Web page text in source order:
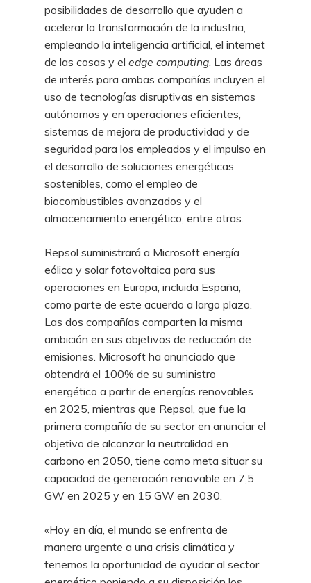
posibilidades de desarrollo que ayuden a
acelerar la transformación de la industria,
empleando la inteligencia artificial, el internet
de las cosas y el edge computing. Las áreas
de interés para ambas compañías incluyen el
uso de tecnologías disruptivas en sistemas
autónomos y en operaciones eficientes,
sistemas de mejora de productividad y de
seguridad para los empleados y el impulso en
el desarrollo de soluciones energéticas
sostenibles, como el empleo de
biocombustibles avanzados y el
almacenamiento energético, entre otras.
Repsol suministrará a Microsoft energía
eólica y solar fotovoltaica para sus
operaciones en Europa, incluida España,
como parte de este acuerdo a largo plazo.
Las dos compañías comparten la misma
ambición en sus objetivos de reducción de
emisiones. Microsoft ha anunciado que
obtendrá el 100% de su suministro
energético a partir de energías renovables
en 2025, mientras que Repsol, que fue la
primera compañía de su sector en anunciar el
objetivo de alcanzar la neutralidad en
carbono en 2050, tiene como meta situar su
capacidad de generación renovable en 7,5
GW en 2025 y en 15 GW en 2030.
«Hoy en día, el mundo se enfrenta de
manera urgente a una crisis climática y
tenemos la oportunidad de ayudar al sector